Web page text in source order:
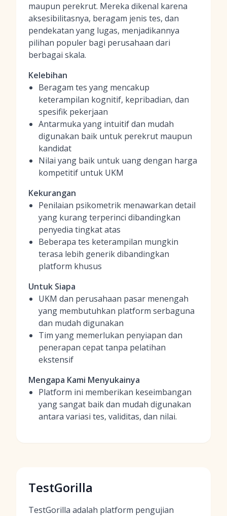
maupun perekrut. Mereka dikenal karena
aksesibilitasnya, beragam jenis tes, dan
pendekatan yang lugas, menjadikannya
pilihan populer bagi perusahaan dari
berbagai skala.
Kelebihan
Beragam tes yang mencakup
keterampilan kognitif, kepribadian, dan
spesifik pekerjaan
Antarmuka yang intuitif dan mudah
digunakan baik untuk perekrut maupun
kandidat
Nilai yang baik untuk uang dengan harga
kompetitif untuk UKM
Kekurangan
Penilaian psikometrik menawarkan detail
yang kurang terperinci dibandingkan
penyedia tingkat atas
Beberapa tes keterampilan mungkin
terasa lebih generik dibandingkan
platform khusus
Untuk Siapa
UKM dan perusahaan pasar menengah
yang membutuhkan platform serbaguna
dan mudah digunakan
Tim yang memerlukan penyiapan dan
penerapan cepat tanpa pelatihan
ekstensif
Mengapa Kami Menyukainya
Platform ini memberikan keseimbangan
yang sangat baik dan mudah digunakan
antara variasi tes, validitas, dan nilai.
TestGorilla
TestGorilla adalah platform pengujian